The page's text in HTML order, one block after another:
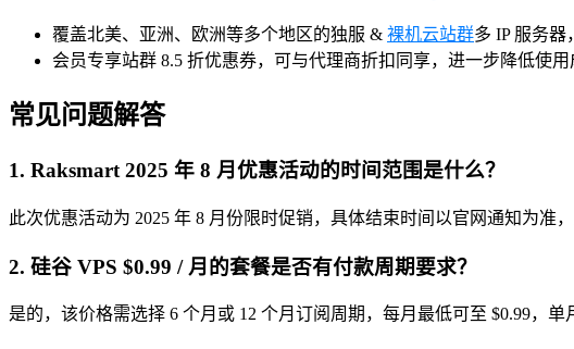
覆盖北美、亚洲、欧洲等多个地区的独服 & 裸机云站群多 IP 服务器
会员专享站群 8.5 折优惠券，可与代理商折扣同享，进一步降低使用
常见问题解答
1. Raksmart 2025 年 8 月优惠活动的时间范围是什么？
此次优惠活动为 2025 年 8 月份限时促销，具体结束时间以官网通知为准
2. 硅谷 VPS $0.99 / 月的套餐是否有付款周期要求？
是的，该价格需选择 6 个月或 12 个月订阅周期，每月最低可至 $0.99，单